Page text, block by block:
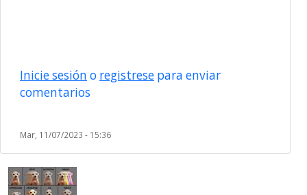
Inicie sesión o registrese para enviar
comentarios
Mar, 11/07/2023 - 15:36